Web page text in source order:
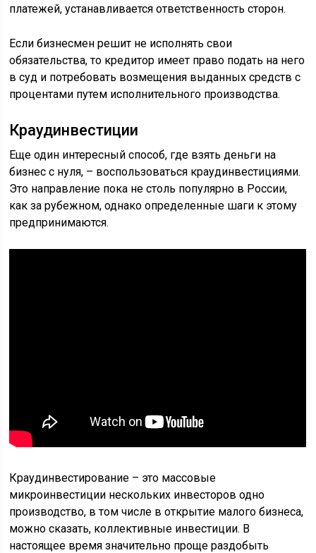
платежей, устанавливается ответственность сторон.
Если бизнесмен решит не исполнять свои
обязательства, то кредитор имеет право подать на него
в суд и потребовать возмещения выданных средств с
процентами путем исполнительного производства.
Краудинвестиции
Еще один интересный способ, где взять деньги на
бизнес с нуля, – воспользоваться краудинвестициями.
Это направление пока не столь популярно в России,
как за рубежном, однако определенные шаги к этому
предпринимаются.
Краудинвестирование – это массовые
микроинвестиции нескольких инвесторов одно
производство, в том числе в открытие малого бизнеса,
можно сказать, коллективные инвестиции. В
настоящее время значительно проще раздобыть